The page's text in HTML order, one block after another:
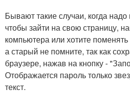
Бывают такие случаи, когда
чтобы зайти на свою страницу,
компьютера или хотите
а старый не помните, так как
браузере, нажав на кнопку -
Отображается пароль только
текст.